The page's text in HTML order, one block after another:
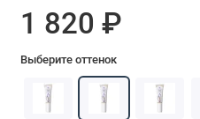
1 820 ₽
Выберите оттенок